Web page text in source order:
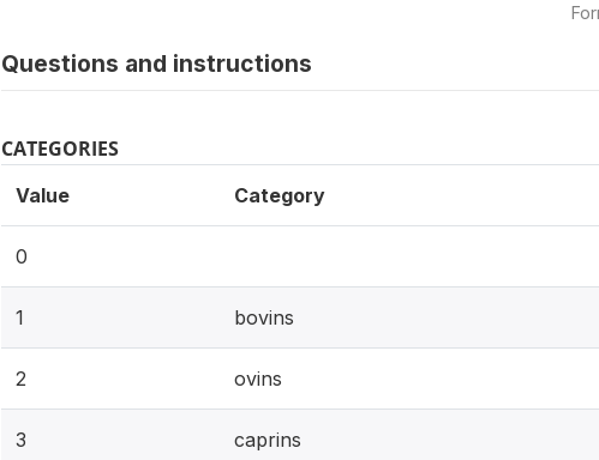
Questions and instructions
CATEGORIES
Value Category
0
1 bovins
2 ovins
3 caprins